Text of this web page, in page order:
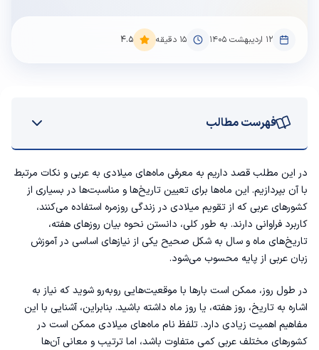
۱۲ اردیبهشت ۱۴۰۵ 15 دقیقه 4.5
فهرست مطالب
ماه‌های میلادی به ترتیب به زبان عربی
نحوه تلفظ صحیح ماه‌های میلادی به عربی
فصل‌های سال به زبان عربی
تاریخ‌گذاری به زبان عربی
در این مطلب قصد داریم به معرفی ماه‌های میلادی به عربی و نکات مرتبط
با آن بپردازیم. این ماه‌ها برای تعیین تاریخ‌ها و مناسبت‌ها در بسیاری از
کشورهای عربی که از تقویم میلادی در زندگی روزمره استفاده می‌کنند،
کاربرد فراوانی دارند. به طور کلی، دانستن نحوه بیان روزهای هفته،
تاریخ‌های ماه و سال به شکل صحیح یکی از نیازهای اساسی درآموزش
زبان عربی از پایه محسوب می‌شود.
در طول روز، ممکن است بارها با موقعیت‌هایی روبه‌رو شوید که نیاز به
اشاره به تاریخ، روز هفته، یا روز ماه داشته باشید. بنابراین، آشنایی با این
مفاهیم اهمیت زیادی دارد. تلفظ نام ماه‌های میلادی ممکن است در
کشورهای مختلف عربی کمی متفاوت باشد، اما ترتیب و معانی آن‌ها